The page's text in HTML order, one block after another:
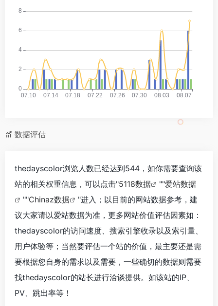
数据评估
thedayscolor浏览人数已经达到544，如你需要查询该
站的相关权重信息，可以点击"5118数据 ""爱站数据
""Chinaz数据
"进入；以目前的网站数据参考，建
议大家请以爱站数据为准，更多网站价值评估因素如：
thedayscolor的访问速度、搜索引擎收录以及索引量、
用户体验等；当然要评估一个站的价值，最主要还是需
要根据您自身的需求以及需要，一些确切的数据则需要
找thedayscolor的站长进行洽谈提供。如该站的IP、
PV、跳出率等！